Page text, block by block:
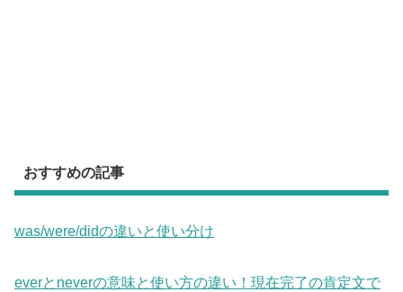
おすすめの記事
was/were/didの違いと使い分け
everとneverの意味と使い方の違い！現在完了の肯定文で